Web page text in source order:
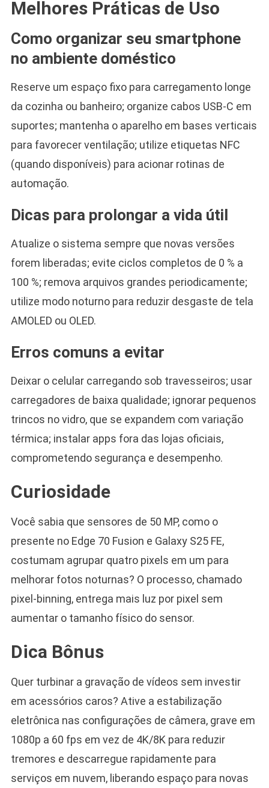
Melhores Práticas de Uso
Como organizar seu smartphone
no ambiente doméstico
Reserve um espaço fixo para carregamento longe
da cozinha ou banheiro; organize cabos USB-C em
suportes; mantenha o aparelho em bases verticais
para favorecer ventilação; utilize etiquetas NFC
(quando disponíveis) para acionar rotinas de
automação.
Dicas para prolongar a vida útil
Atualize o sistema sempre que novas versões
forem liberadas; evite ciclos completos de 0 % a
100 %; remova arquivos grandes periodicamente;
utilize modo noturno para reduzir desgaste de tela
AMOLED ou OLED.
Erros comuns a evitar
Deixar o celular carregando sob travesseiros; usar
carregadores de baixa qualidade; ignorar pequenos
trincos no vidro, que se expandem com variação
térmica; instalar apps fora das lojas oficiais,
comprometendo segurança e desempenho.
Curiosidade
Você sabia que sensores de 50 MP, como o
presente no Edge 70 Fusion e Galaxy S25 FE,
costumam agrupar quatro pixels em um para
melhorar fotos noturnas? O processo, chamado
pixel-binning, entrega mais luz por pixel sem
aumentar o tamanho físico do sensor.
Dica Bônus
Quer turbinar a gravação de vídeos sem investir
em acessórios caros? Ative a estabilização
eletrônica nas configurações de câmera, grave em
1080p a 60 fps em vez de 4K/8K para reduzir
tremores e descarregue rapidamente para
serviços em nuvem, liberando espaço para novas